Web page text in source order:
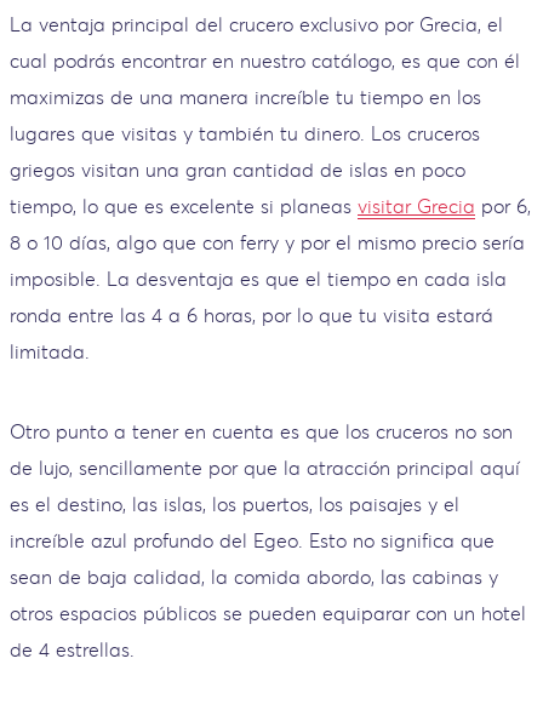
La ventaja principal del crucero exclusivo por Grecia, el
cual podrás encontrar en nuestro catálogo, es que con él
maximizas de una manera increíble tu tiempo en los
lugares que visitas y también tu dinero. Los cruceros
griegos visitan una gran cantidad de islas en poco
tiempo, lo que es excelente si planeas visitar Grecia por 6,
8 o 10 días, algo que con ferry y por el mismo precio sería
imposible. La desventaja es que el tiempo en cada isla
ronda entre las 4 a 6 horas, por lo que tu visita estará
limitada.
Otro punto a tener en cuenta es que los cruceros no son
de lujo, sencillamente por que la atracción principal aquí
es el destino, las islas, los puertos, los paisajes y el
increíble azul profundo del Egeo. Esto no significa que
sean de baja calidad, la comida abordo, las cabinas y
otros espacios públicos se pueden equiparar con un hotel
de 4 estrellas.